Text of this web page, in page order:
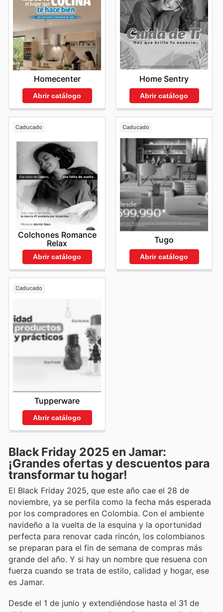
Homecenter
Abrir catálogo
Home Sentry
Abrir catálogo
Caducado
Colchones Romance
Relax
Abrir catálogo
Caducado
Tugo
Abrir catálogo
Caducado
Tupperware
Abrir catálogo
Black Friday 2025 en Jamar:
¡Grandes ofertas y descuentos para
transformar tu hogar!
El Black Friday 2025, que este año cae el 28 de
noviembre, ya se perfila como la fecha más esperada
por los compradores en Colombia. Con el ambiente
navideño a la vuelta de la esquina y la oportunidad
perfecta para renovar cada rincón, los colombianos
se preparan para el fin de semana de compras más
grande del año. Y si hay un nombre que resuena con
fuerza cuando se trata de estilo, calidad y hogar, ese
es Jamar.
Desde el 1 de junio y extendiéndose hasta el 31 de